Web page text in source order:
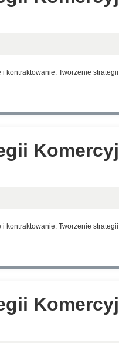
kontraktowanie. Tworzenie
kontraktowanie. Tworzenie